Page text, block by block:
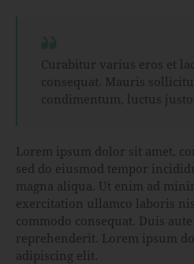
Curabitur varius eros et
consequat. Mauris
condimentum, luctus
Lorem ipsum dolor sit amet,
sed do eiusmod tempor
magna aliqua. Ut enim ad
exercitation ullamco laboris
commodo consequat. Duis
reprehenderit. Lorem ipsum
adipiscing elit.